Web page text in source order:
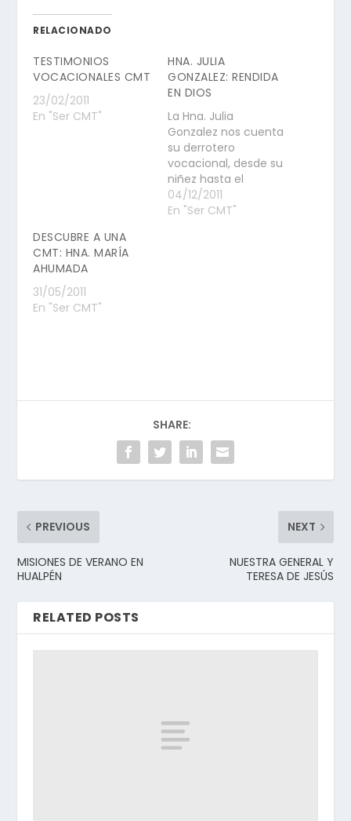
RELACIONADO
TESTIMONIOS
VOCACIONALES CMT
23/02/2011
En "Ser CMT"
HNA. JULIA
GONZALEZ: RENDIDA
EN DIOS
La Hna. Julia
Gonzalez nos cuenta
su derrotero
vocacional, desde su
niñez hasta el
momento de
conocer a las
escucharla:
04/12/2011
En "Ser CMT"
DESCUBRE A UNA
CMT: HNA. MARÍA
AHUMADA
31/05/2011
En "Ser CMT"
SHARE:
PREVIOUS
MISIONES DE VERANO EN
HUALPÉN
NEXT
NUESTRA GENERAL Y
TERESA DE JESÚS
RELATED POSTS